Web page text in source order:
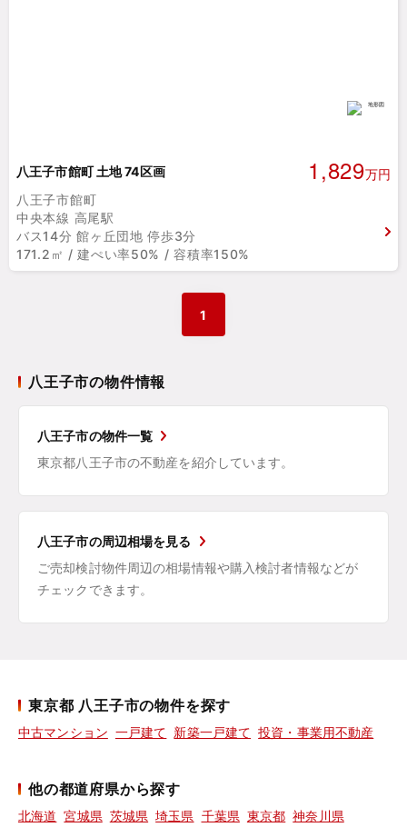
八王子市館町 土地 74区画 1,829万円
八王子市館町
中央本線 高尾駅
バス14分 館ヶ丘団地 停歩3分
171.2㎡ / 建ぺい率50% / 容積率150%
1
八王子市の物件情報
八王子市の物件一覧
東京都八王子市の不動産を紹介しています。
八王子市の周辺相場を見る
ご売却検討物件周辺の相場情報や購入検討者情報などが
チェックできます。
東京都 八王子市の物件を探す
中古マンション 一戸建て 新築一戸建て 投資・事業用不動産
他の都道府県から探す
北海道 宮城県 茨城県 埼玉県 千葉県 東京都 神奈川県